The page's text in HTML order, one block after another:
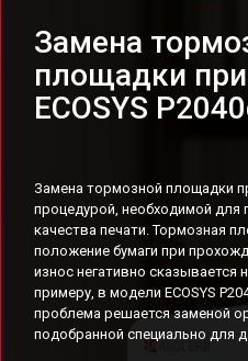
Замена
площадки
ECOSYS
Замена тормозной площадки
процедурой, необходимой
качества печати. Тормозная
положение бумаги при
износ негативно сказывается
примеру, в модели ECOSYS
проблема решается заменой
подобранной специально для